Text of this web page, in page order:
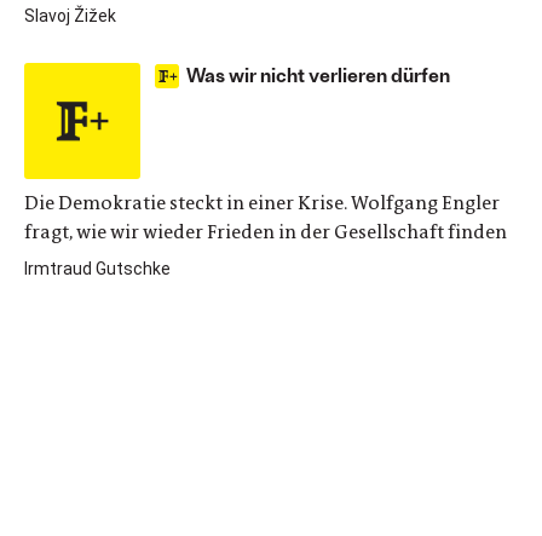
Slavoj Žižek
Was wir nicht verlieren dürfen
Die Demokratie steckt in einer Krise. Wolfgang Engler
fragt, wie wir wieder Frieden in der Gesellschaft finden
Irmtraud Gutschke